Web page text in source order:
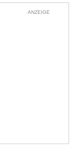
ANZEIGE